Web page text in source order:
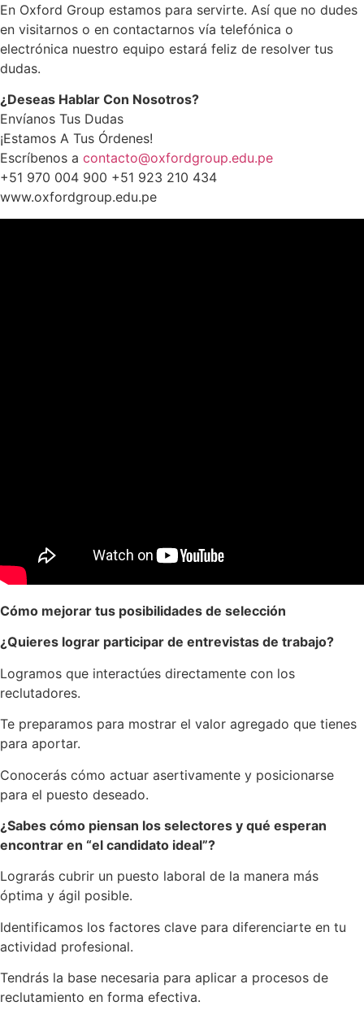
En Oxford Group estamos para servirte. Así que no dudes
en visitarnos o en contactarnos vía telefónica o
electrónica nuestro equipo estará feliz de resolver tus
dudas.
¿Deseas Hablar Con Nosotros?
Envíanos Tus Dudas
¡Estamos A Tus Órdenes!
Escríbenos a contacto@oxfordgroup.edu.pe
+51 970 004 900 +51 923 210 434
www.oxfordgroup.edu.pe
Cómo mejorar tus posibilidades de selección
¿Quieres lograr participar de entrevistas de trabajo?
Logramos que interactúes directamente con los
reclutadores.
Te preparamos para mostrar el valor agregado que tienes
para aportar.
Conocerás cómo actuar asertivamente y posicionarse
para el puesto deseado.
¿Sabes cómo piensan los selectores y qué esperan
encontrar en “el candidato ideal”?
Lograrás cubrir un puesto laboral de la manera más
óptima y ágil posible.
Identificamos los factores clave para diferenciarte en tu
actividad profesional.
Tendrás la base necesaria para aplicar a procesos de
reclutamiento en forma efectiva.